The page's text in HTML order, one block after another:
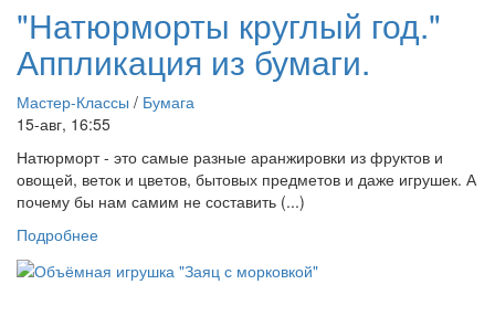
"Натюрморты круглый год."
Аппликация из бумаги.
Мастер-Классы / Бумага
15-авг, 16:55
Натюрморт - это самые разные аранжировки из фруктов и
овощей, веток и цветов, бытовых предметов и даже игрушек. А
почему бы нам самим не составить (...)
Подробнее